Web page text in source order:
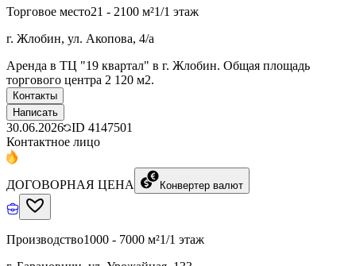
Торговое место21 - 2100 м²1/1 этаж
г. Жлобин, ул. Акопова, 4/а
Аренда в ТЦ "19 квартал" в г. Жлобин. Общая площадь
торгового центра 2 120 м2.
Контакты
Написать
30.06.2026 ID 4147501
Контактное лицо
ДОГОВОРНАЯ ЦЕНА Конвертер валют
Производство1000 - 7000 м²1/1 этаж